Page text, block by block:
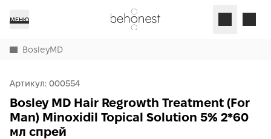
МЕНЮ
BosleyMD
Артикул: 000554
Bosley MD Hair Regrowth Treatment (For
Man) Minoxidil Topical Solution 5% 2*60
мл спрей